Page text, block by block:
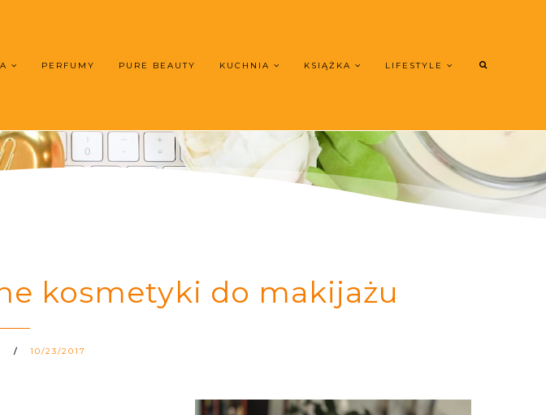
PERFUMY PURE BEAUTY KUCHNIA KSIĄŻKA LIFESTYLE
kosmetyki do makijażu
10/23/2017